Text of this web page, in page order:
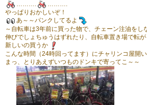
やっぱりおかしいぞ！
あ～～パンクしてるよ
～自転車は3年前に買った物で、チェーン注油をし
伸びでしょちゅうはずれたり、自転車置き場で転
新しいの買うか
こんな時間（24時回ってます）にチャリンコ屋開
まっ、とりあえずいつものドンキで寄ってこ～～